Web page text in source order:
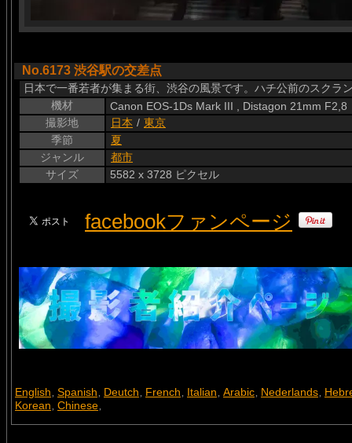
No.6173 渋谷駅の交差点
日本で一番若者が集まる街、渋谷の風景です。ハチ公前のスクラ
機材
Canon EOS-1Ds Mark III , Distagon 21mm F2,8
撮影地
日本 / 東京
季節
夏
ジャンル
都市
サイズ
5582 x 3728 ピクセル
facebookファンページ
English, Spanish, Deutch, French, Italian, Arabic, Nederlands,
Korean, Chinese,